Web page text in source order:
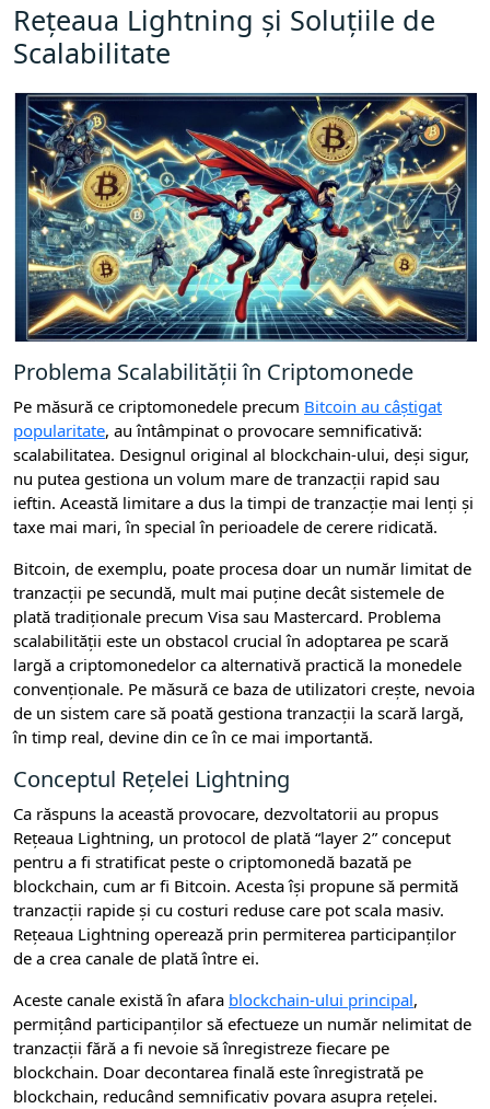
Rețeaua Lightning și Soluțiile de
Scalabilitate
Problema Scalabilității în Criptomonede
Pe măsură ce criptomonedele precum Bitcoin au câștigat
popularitate, au întâmpinat o provocare semnificativă:
scalabilitatea. Designul original al blockchain-ului, deși sigur,
nu putea gestiona un volum mare de tranzacții rapid sau
ieftin. Această limitare a dus la timpi de tranzacție mai lenți și
taxe mai mari, în special în perioadele de cerere ridicată.
Bitcoin, de exemplu, poate procesa doar un număr limitat de
tranzacții pe secundă, mult mai puține decât sistemele de
plată tradiționale precum Visa sau Mastercard. Problema
scalabilității este un obstacol crucial în adoptarea pe scară
largă a criptomonedelor ca alternativă practică la monedele
convenționale. Pe măsură ce baza de utilizatori crește, nevoia
de un sistem care să poată gestiona tranzacții la scară largă,
în timp real, devine din ce în ce mai importantă.
Conceptul Rețelei Lightning
Ca răspuns la această provocare, dezvoltatorii au propus
Rețeaua Lightning, un protocol de plată “layer 2” conceput
pentru a fi stratificat peste o criptomonedă bazată pe
blockchain, cum ar fi Bitcoin. Acesta își propune să permită
tranzacții rapide și cu costuri reduse care pot scala masiv.
Rețeaua Lightning operează prin permiterea participanților
de a crea canale de plată între ei.
Aceste canale există în afara blockchain-ului principal,
permițând participanților să efectueze un număr nelimitat de
tranzacții fără a fi nevoie să înregistreze fiecare pe
blockchain. Doar decontarea finală este înregistrată pe
blockchain, reducând semnificativ povara asupra rețelei.